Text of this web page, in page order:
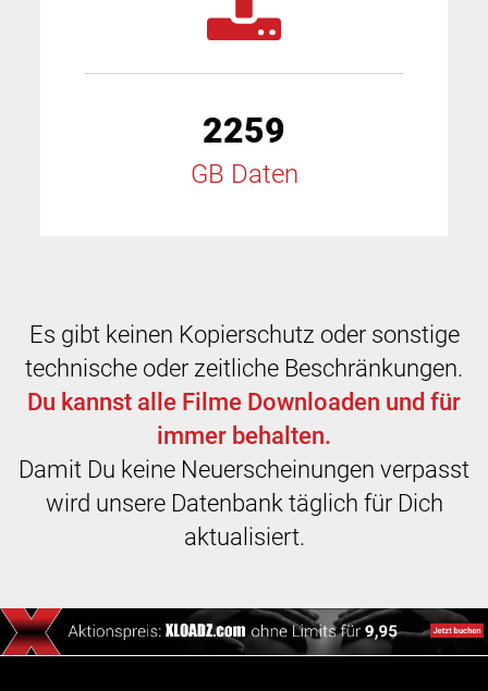
2259
GB Daten
Es gibt keinen Kopierschutz oder sonstige
technische oder zeitliche Beschränkungen.
Du kannst alle Filme Downloaden und für
immer behalten.
Damit Du keine Neuerscheinungen verpasst
wird unsere Datenbank täglich für Dich
aktualisiert.